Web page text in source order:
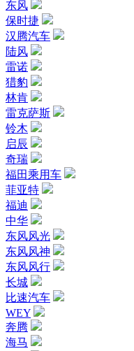
东风
保时捷
汉腾汽车
陆风
雷诺
猎豹
林肯
雷克萨斯
铃木
启辰
奇瑞
福田乘用车
菲亚特
福迪
中华
东风风光
东风风神
东风风行
长城
比速汽车
WEY
奔腾
海马